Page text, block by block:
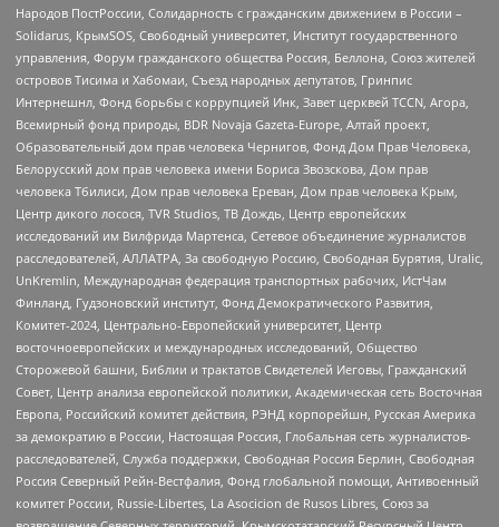
Народов ПостРоссии, Солидарность с гражданским движением в России –
Solidarus, КрымSOS, Свободный университет, Институт государственного
управления, Форум гражданского общества Россия, Беллона, Союз жителей
островов Тисима и Хабомаи, Съезд народных депутатов, Гринпис
Интернешнл, Фонд борьбы с коррупцией Инк, Завет церквей TCCN, Агора,
Всемирный фонд природы, BDR Novaja Gazeta-Europe, Алтай проект,
Образовательный дом прав человека Чернигов, Фонд Дом Прав Человека,
Белорусский дом прав человека имени Бориса Звозскова, Дом прав
человека Тбилиси, Дом прав человека Ереван, Дом прав человека Крым,
Центр дикого лосося, TVR Studios, ТВ Дождь, Центр европейских
исследований им Вилфрида Мартенса, Сетевое объединение журналистов
расследователей, АЛЛАТРА, За свободную Россию, Свободная Бурятия, Uralic,
UnKremlin, Международная федерация транспортных рабочих, ИстЧам
Финланд, Гудзоновский институт, Фонд Демократического Развития,
Комитет-2024, Центрально-Европейский университет, Центр
восточноевропейских и международных исследований, Общество
Сторожевой башни, Библии и трактатов Свидетелей Иеговы, Гражданский
Совет, Центр анализа европейской политики, Академическая сеть Восточная
Европа, Российский комитет действия, РЭНД корпорейшн, Русская Америка
за демократию в России, Настоящая Россия, Глобальная сеть журналистов-
расследователей, Служба поддержки, Свободная Россия Берлин, Свободная
Россия Северный Рейн-Вестфалия, Фонд глобальной помощи, Антивоенный
комитет России, Russie-Libertes, La Asocicion de Rusos Libres, Союз за